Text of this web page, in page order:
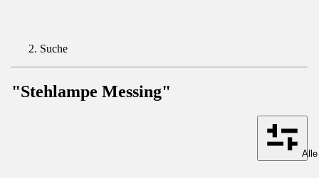
Suche
"Stehlampe Messing"